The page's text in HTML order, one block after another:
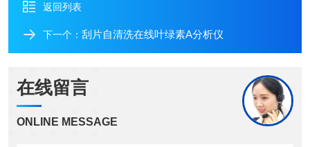
返回列表
下一个： 刮片自清洗在线叶绿素A分析仪
在线留言
ONLINE MESSAGE